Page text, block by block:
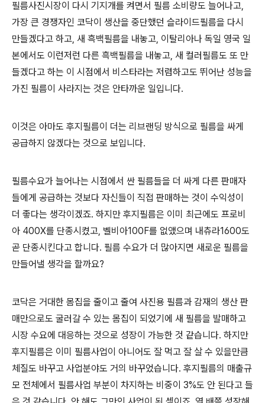
필름사진시장이 다시 기지개를 켜면서 필름 소비량도 늘어나고,
가장 큰 경쟁자인 코닥이 생산을 중단했던 슬라이드필름을 다시
만들겠다고 하고, 새 흑백필름을 내놓고, 이탈리아나 독일 영국 일
본에서도 이런저런 다른 흑백필름을 내놓고, 새 컬러필름도 또 만
들겠다고 하는 이 시점에서 비스타라는 저렴하고도 뛰어난 성능을
가진 필름이 사라지는 것은 안타까운 일입니다.
이것은 아마도 후지필름이 더는 리브랜딩 방식으로 필름을 싸게
공급하지 않겠다는 것으로 보입니다.
필름수요가 늘어나는 시점에서 싼 필름들을 더 싸게 다른 판매자
들에게 공급하는 것보다 자신들이 직접 판매하는 것이 수익성이
더 좋다는 생각이겠죠. 하지만 후지필름은 이미 최근에도 프로비
아 400X를 단종시켰고, 벨비아100F를 없앴으며 내츄라1600도
곧 단종시킨다고 합니다. 필름 수요가 더 많아지면 새로운 필름을
만들어낼 생각을 할까요?
코닥은 거대한 몸집을 줄이고 줄여 사진용 필름과 감재의 생산 판
매만으로도 굴러갈 수 있는 몸집이 되었기에 새 필름을 발매하고
시장 수요에 대응하는 것으로 성장이 가능한 것 같습니다. 하지만
후지필름은 이미 필름사업이 아니어도 잘 먹고 잘 살 수 있을만큼
체질도 바꾸고 사업분야도 거의 바꾸었습니다. 후지필름의 매출규
모 전체에서 필름사업 부분이 차지하는 비중이 3%도 안 된다고 들